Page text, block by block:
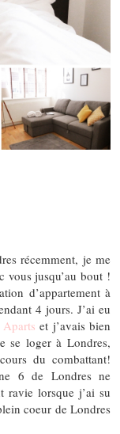
récemment, je me
vous jusqu’au bout !
d’appartement à
4 jours. J’ai eu
et j’avais bien
se loger à Londres,
du combattant!
6 de Londres ne
ravie lorsque j’ai su
coeur de Londres